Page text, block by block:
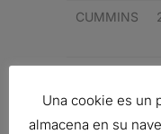
CUMMINS
Related
Una cookie es un
almacena en su